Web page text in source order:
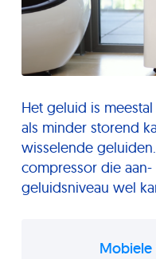
Het geluid is
als minder storend
wisselende
compressor die
geluidsniveau wel
Mobiele